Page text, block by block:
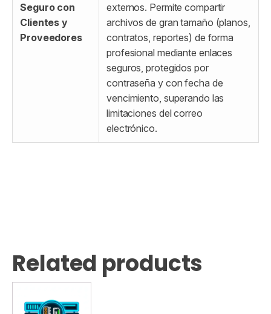
Seguro con
Clientes y
Proveedores
externos. Permite compartir
archivos de gran tamaño (planos,
contratos, reportes) de forma
profesional mediante enlaces
seguros, protegidos por
contraseña y con fecha de
vencimiento, superando las
limitaciones del correo
electrónico.
Related products